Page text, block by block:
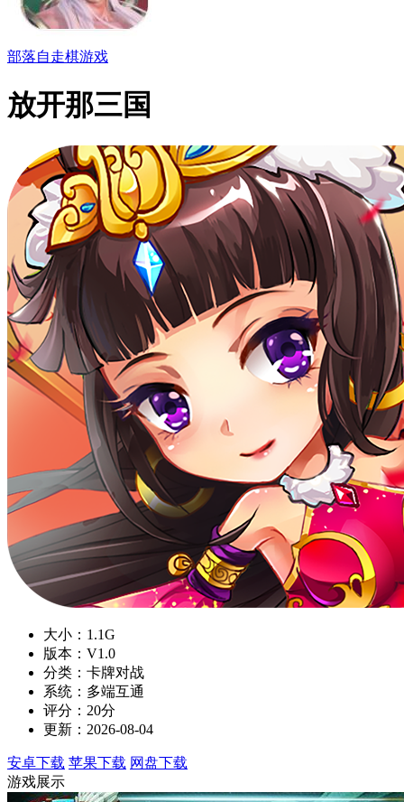
部落自走棋游戏
放开那三国
大小：1.1G
版本：V1.0
分类：卡牌对战
系统：多端互通
评分：20分
更新：2026-08-04
安卓下载 苹果下载 网盘下载
游戏展示